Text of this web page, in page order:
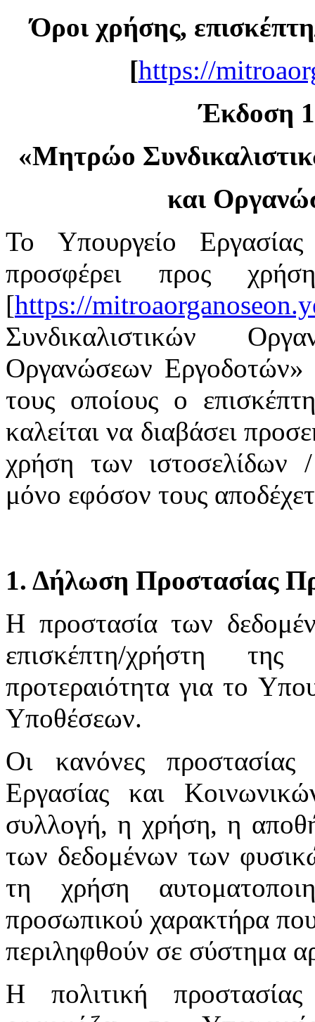
Όροι χρήσης,
[https://
Έκδοση
«Μητρώο
και
Το Υπουργείο
προσφέρει προς
[https://
Συνδικαλιστικών
Οργανώσεων Εργοδοτών»
τους οποίους ο
καλείται να διαβάσει
χρήση των ιστοσελίδων
μόνο εφόσον τους
1. Δήλωση Προστασίας
H προστασία των
επισκέπτη/χρήστη
προτεραιότητα για το
Υποθέσεων.
Οι κανόνες
Εργασίας και
συλλογή, η χρήση, η
των δεδομένων των
τη χρήση
προσωπικού χαρακτήρα
περιληφθούν σε σύστημα
Η πολιτική